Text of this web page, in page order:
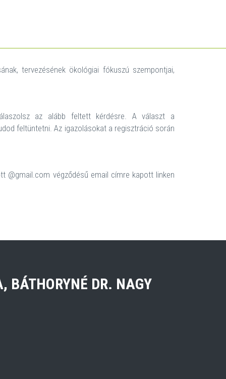
tervezésének ökológiai fókuszú szempontjai,
az alább feltett kérdésre. A választ a
feltüntetni. Az igazolásokat a regisztráció során
@gmail.com végződésű email címre kapott linken
BÁTHORYNÉ DR. NAGY